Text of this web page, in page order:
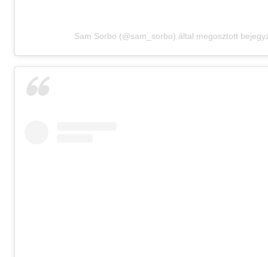
Sam Sorbo (@sam_sorbo) által megosztott